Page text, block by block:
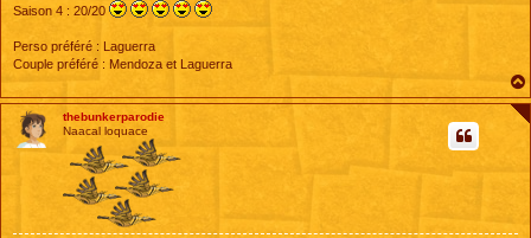
Saison 4 : 20/20
Perso préféré : Laguerra
Couple préféré : Mendoza et Laguerra
thebunkerparodie
Naacal loquace